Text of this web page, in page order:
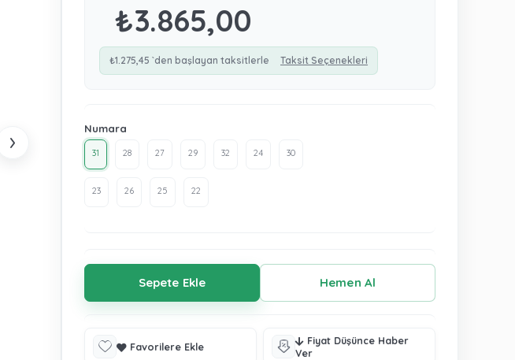
›
₺3.865,00
₺1.275,45 `den başlayan taksitlerle Taksit Seçenekleri
Numara
31 28 27 29 32 24 30
23 26 25 22
Favorilere Ekle
Fiyat Düşünce Haber
Ver